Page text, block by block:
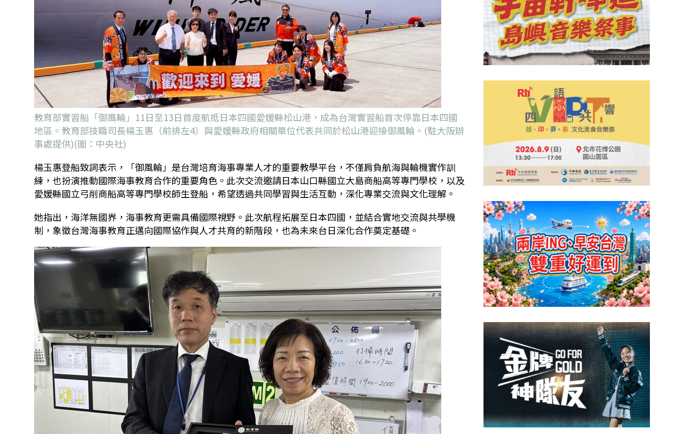
教育部實習船「御風輪」11日至13日首度航抵日本四國愛媛縣松山港，成為台灣實習船首次停靠日本四國
地區。教育部技職司長楊玉惠（前排左4）與愛媛縣政府相關單位代表共同於松山港迎接御風輪。(駐大阪辦
事處提供)(圖：中央社)
楊玉惠登船致詞表示，「御風輪」是台灣培育海事專業人才的重要教學平台，不僅肩負航海與輪機實作訓
練，也扮演推動國際海事教育合作的重要角色。此次交流邀請日本山口縣國立大島商船高等專門學校，以及
愛媛縣國立弓削商船高等專門學校師生登船，希望透過共同學習與生活互動，深化專業交流與文化理解。
她指出，海洋無國界，海事教育更需具備國際視野。此次航程拓展至日本四國，並結合實地交流與共學機
制，象徵台灣海事教育正邁向國際協作與人才共育的新階段，也為未來台日深化合作奠定基礎。